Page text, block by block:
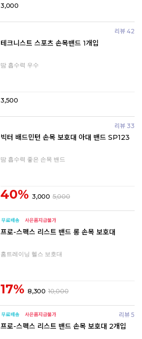
3,000
리뷰 42
테크니스트 스포츠 손목밴드 1개입
땀 흡수력 우수
3,500
리뷰 33
빅터 배드민턴 손목 보호대 아대 밴드 SP123
땀 흡수력 좋은 손목 밴드
40% 3,000 5,000
프로-스펙스 리스트 밴드 롱 손목 보호대
홈트레이닝 헬스 보호대
17% 8,300 10,000
리뷰 5
프로-스펙스 리스트 밴드 손목 보호대 2개입